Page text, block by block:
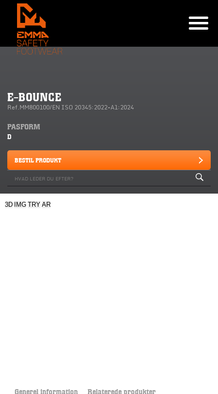
E-BOUNCE
Ref.MM800100/EN ISO 20345:2022+A1:2024
PASFORM
D
BESTIL PRODUKT
3D IMG TRY AR
Generel information Relaterede produkter